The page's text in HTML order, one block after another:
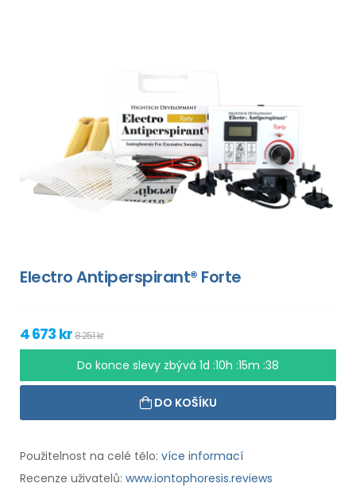
Electro Antiperspirant® Forte
4 673 kr8 251 kr
Do konce slevy zbývá 1d :10h :15m :37
DO KOŠÍKU
Použitelnost na celé tělo: více informací
Recenze uživatelů: www.iontophoresis.reviews